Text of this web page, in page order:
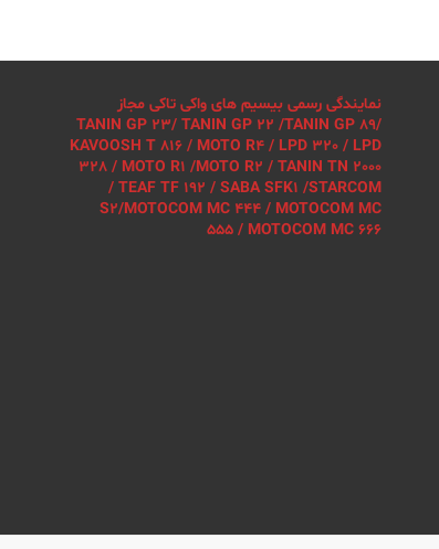
نمایندگی رسمی بیسیم های واکی تاکی مجاز
TANIN GP 23/ TANIN GP 22 /TANIN GP 89/
KAVOOSH T 816 / MOTO R4 / LPD 320 / LPD
328 / MOTO R1 /MOTO R2 / TANIN TN 2000
/ TEAF TF 192 / SABA SFK1 /STARCOM
S2/MOTOCOM MC 444 / MOTOCOM MC
555 / MOTOCOM MC 666